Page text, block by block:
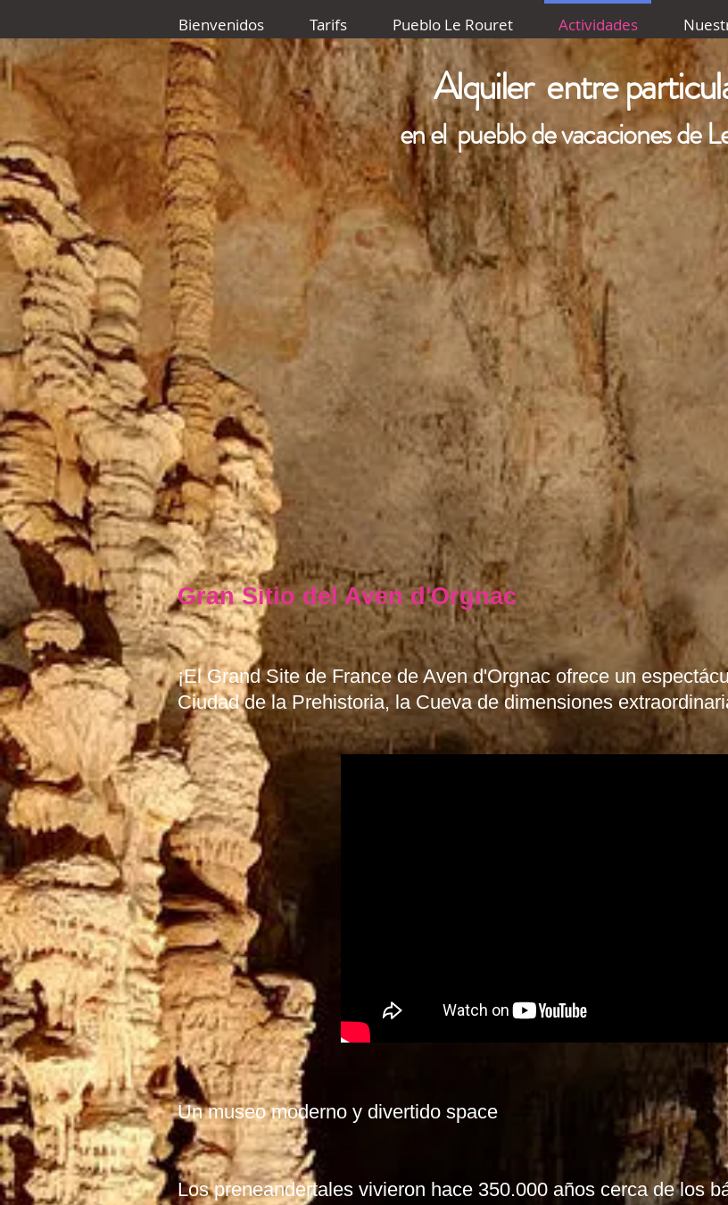
Bienvenidos Tarifs Pueblo Le Rouret Actividades
Alquiler entre
en el pueblo de vacaciones de
Gran Sitio del Aven d'Orgnac
¡El Grand Site de France de Aven d'Orgnac ofrece un
Ciudad de la Prehistoria, la Cueva de dimensiones
Un museo moderno y divertido space
Los preneandertales vivieron hace 350.000 años cerca de los